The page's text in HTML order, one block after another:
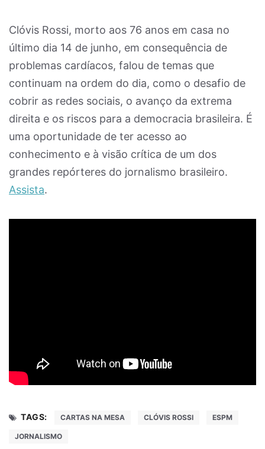
Clóvis Rossi, morto aos 76 anos em casa no
último dia 14 de junho, em consequência de
problemas cardíacos, falou de temas que
continuam na ordem do dia, como o desafio de
cobrir as redes sociais, o avanço da extrema
direita e os riscos para a democracia brasileira. É
uma oportunidade de ter acesso ao
conhecimento e à visão crítica de um dos
grandes repórteres do jornalismo brasileiro.
Assista.
TAGS: CARTAS NA MESA CLÓVIS ROSSI ESPM
JORNALISMO